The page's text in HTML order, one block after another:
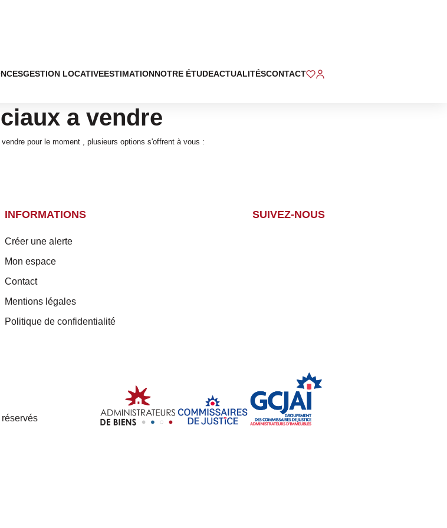
GESTION LOCATIVEESTIMATIONNOTRE ÉTUDEACTUALITÉSCONTACT
a vendre
pour le moment , plusieurs options s'offrent à vous :
INFORMATIONS
Créer une alerte
Mon espace
Contact
Mentions légales
Politique de confidentialité
SUIVEZ-NOUS